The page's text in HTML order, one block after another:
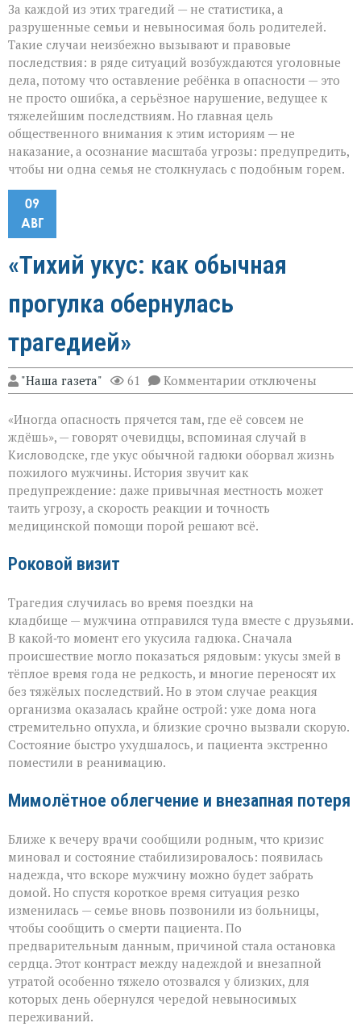
За каждой из этих трагедий — не статистика, а
разрушенные семьи и невыносимая боль родителей.
Такие случаи неизбежно вызывают и правовые
последствия: в ряде ситуаций возбуждаются уголовные
дела, потому что оставление ребёнка в опасности — это
не просто ошибка, а серьёзное нарушение, ведущее к
тяжелейшим последствиям. Но главная цель
общественного внимания к этим историям — не
наказание, а осознание масштаба угрозы: предупредить,
чтобы ни одна семья не столкнулась с подобным горем.
09
АВГ
«Тихий укус: как обычная
прогулка обернулась
трагедией»
"Наша газета" 61 Комментарии к
записи
укус:
как
обычная
прогулка
обернулась
трагедией»
отключены
«Иногда опасность прячется там, где её совсем не
ждёшь», — говорят очевидцы, вспоминая случай в
Кисловодске, где укус обычной гадюки оборвал жизнь
пожилого мужчины. История звучит как
предупреждение: даже привычная местность может
таить угрозу, а скорость реакции и точность
медицинской помощи порой решают всё.
Роковой визит
Трагедия случилась во время поездки на
кладбище — мужчина отправился туда вместе с друзьями.
В какой‑то момент его укусила гадюка. Сначала
происшествие могло показаться рядовым: укусы змей в
тёплое время года не редкость, и многие переносят их
без тяжёлых последствий. Но в этом случае реакция
организма оказалась крайне острой: уже дома нога
стремительно опухла, и близкие срочно вызвали скорую.
Состояние быстро ухудшалось, и пациента экстренно
поместили в реанимацию.
Мимолётное облегчение и внезапная потеря
Ближе к вечеру врачи сообщили родным, что кризис
миновал и состояние стабилизировалось: появилась
надежда, что вскоре мужчину можно будет забрать
домой. Но спустя короткое время ситуация резко
изменилась — семье вновь позвонили из больницы,
чтобы сообщить о смерти пациента. По
предварительным данным, причиной стала остановка
сердца. Этот контраст между надеждой и внезапной
утратой особенно тяжело отозвался у близких, для
которых день обернулся чередой невыносимых
переживаний.